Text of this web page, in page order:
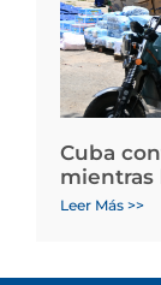
Cuba
mientras
Leer Más >>